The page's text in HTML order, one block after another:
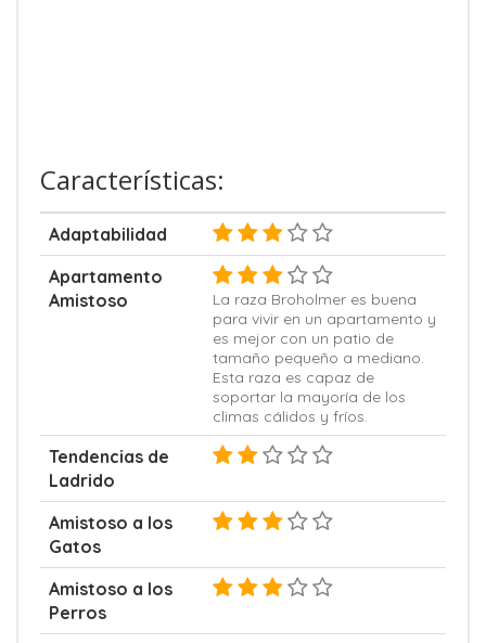
Características:
Adaptabilidad
Apartamento
Amistoso
La raza Broholmer es buena
para vivir en un apartamento y
es mejor con un patio de
tamaño pequeño a mediano.
Esta raza es capaz de
soportar la mayoría de los
climas cálidos y fríos.
Tendencias de
Ladrido
Amistoso a los
Gatos
Amistoso a los
Perros